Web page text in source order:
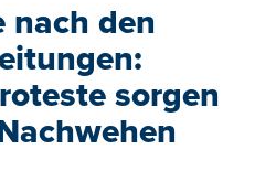
nach den
sorgen